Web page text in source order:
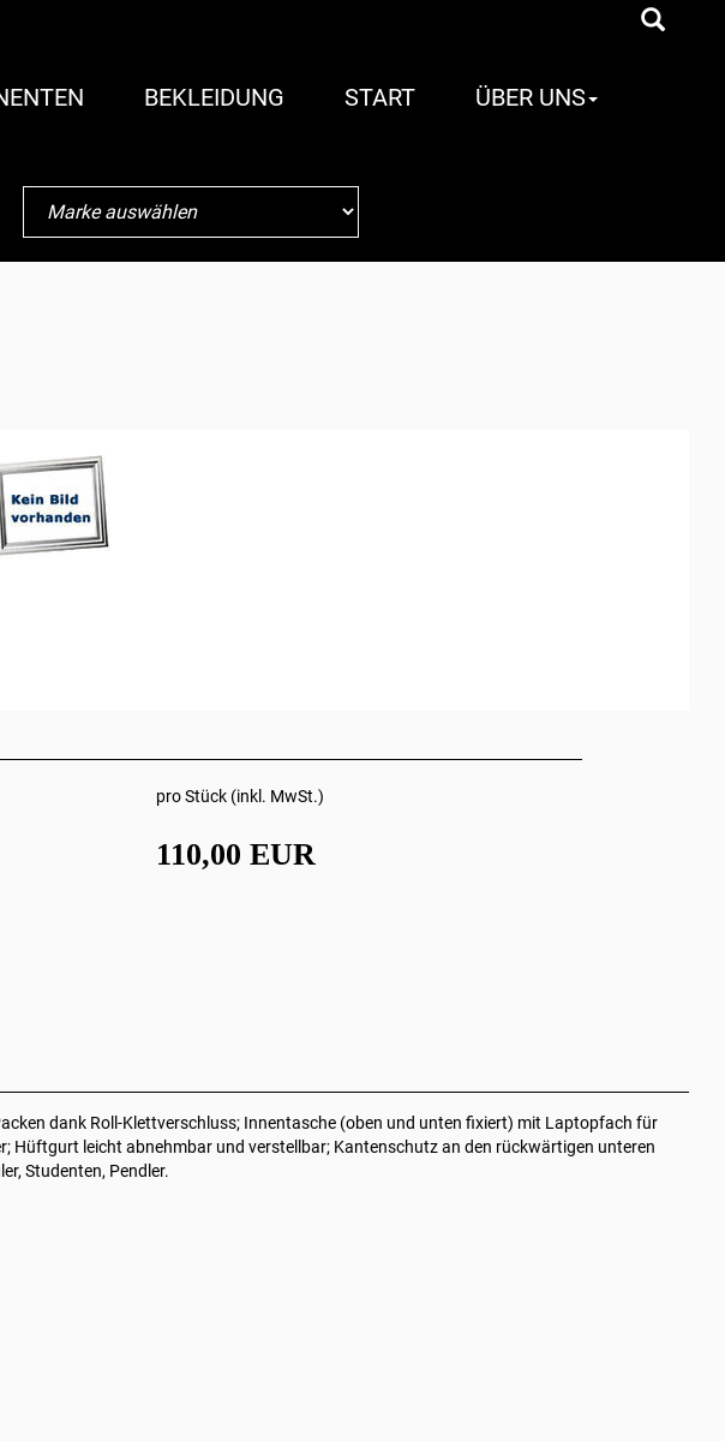
BEKLEIDUNG START ÜBER UNS
pro Stück (inkl. MwSt.)
110,00 EUR
dank Roll-Klettverschluss; Innentasche (oben und unten fixiert) mit Laptopfach für
leicht abnehmbar und verstellbar; Kantenschutz an den rückwärtigen unteren
Studenten, Pendler.